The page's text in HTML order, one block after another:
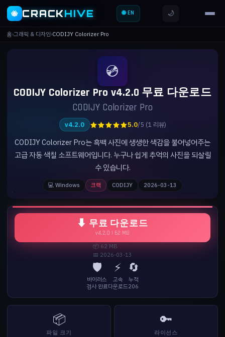
🐝 CRACKHIVE 🌐 EN 🌙
홈›그래픽 & 디자인›CODIJY Colorizer Pro
💿
CODIJY Colorizer Pro v4.2.0 무료 다운로드
CODIJY Colorizer Pro
v4.2.0 ★★★★★5.0/5 (1 리뷰)
CODIJY Colorizer Pro는 흑백 사진에 생생한 색감을 불어넣어주는
고급 자동 색칠 소프트웨어입니다. 누구나 쉽게 추억의 사진을 되살릴
수 있습니다.
💻 Windows 크랙 CODIJY 2026-03-13
⬇ 무료 다운로드
v4.2.0 | 62 MB
📦 62 MB
📅 2026-03-13
🛡️
바이러스
검사 완료
⚡
고속
다운로드
🔄
누적
206
📦
파일 크기
🔑
라이선스